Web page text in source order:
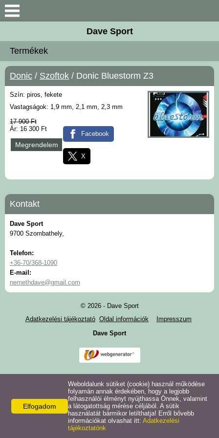
Keresés
Újdonságok
Akciós termékek
Termékek
Rendelés menete
Kontakt
Ütőfák
Cipők
Táskák, ütőtartó tokok
Textíliák
Dave Sport
Termékek
Donic / Szoftok / Donic Bluestorm Z3
Szín: piros, fekete
Vastagságok: 1,9 mm, 2,1 mm, 2,3 mm
17 900 Ft
Ár: 16 300 Ft
Megrendelem
Facebook
X
Kontakt
Dave Sport
9700 Szombathely,
Telefon:
+36-70/368-1090
E-mail:
nemethdave@gmail.com
© 2026 - Dave Sport
Adatkezelési tájékoztató Oldal információk
Impresszum
Dave Sport
Elfogadom
Weboldalunk sütiket (cookie) használ működése
folyamán annak érdekében, hogy a legjobb
felhasználói élményt nyújthassa Önnek, valamint
a látogatottság mérése céljából. A sütik
használatát bármikor letilthatja! Erről bővebb
információkat olvashat itt: Adatkezelési
tájékoztatónk